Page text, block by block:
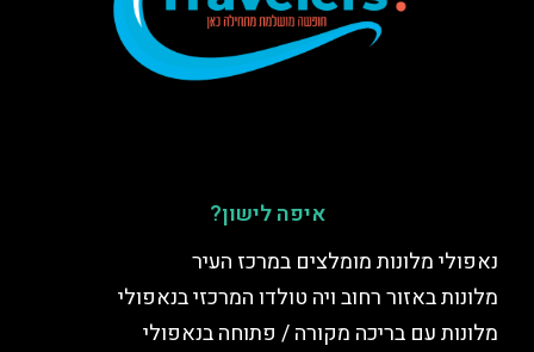
איפה לישון?
נאפולי מלונות מומלצים במרכז העיר
מלונות באזור רחוב ויה טולדו המרכזי בנאפולי
מלונות עם בריכה מקורה / פתוחה בנאפולי